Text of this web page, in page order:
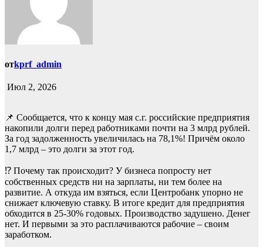
отkprf_admin
Июл 2, 2026
📌 Сообщается, что к концу мая с.г. российские предприятия
накопили долги перед работниками почти на 3 млрд рублей.
За год задолженность увеличилась на 78,1%! Причём около
1,7 млрд – это долги за этот год.
⁉️ Почему так происходит? У бизнеса попросту нет
собственных средств ни на зарплаты, ни тем более на
развитие. А откуда им взяться, если Центробанк упорно не
снижает ключевую ставку. В итоге кредит для предприятия
обходится в 25-30% годовых. Производство задушено. Денег
нет. И первыми за это расплачиваются рабочие – своим
заработком.